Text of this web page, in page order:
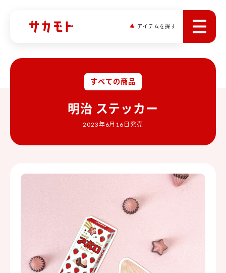
アイテムを探す
すべての商品
明治 ステッカー
2023年6月16日発売